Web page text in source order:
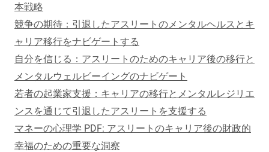
本戦略
競争の期待：引退したアスリートのメンタルヘルスとキ
ャリア移行をナビゲートする
自分を信じる：アスリートのためのキャリア後の移行と
メンタルウェルビーイングのナビゲート
若者の起業家支援：キャリアの移行とメンタルレジリエ
ンスを通じて引退したアスリートを支援する
マネーの心理学 PDF: アスリートのキャリア後の財政的
幸福のための重要な洞察